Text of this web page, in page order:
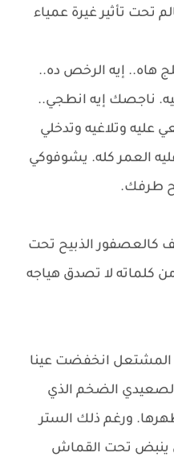
تحت تأثير غيرة عمياء
هاه.. إيه الرخص ده..
ناجصك إيه انطجي..
عليه وتلاغيه وتدخلي
العمر كله. يشوفوكي
طرفك.
كالعصفور الذبيح تحت
كلماته لا تصدق هياجه
المشتعل انخفضت عينا
الصعيدي الضخم الذي
ورغم ذلك الستر
ينبض تحت القماش